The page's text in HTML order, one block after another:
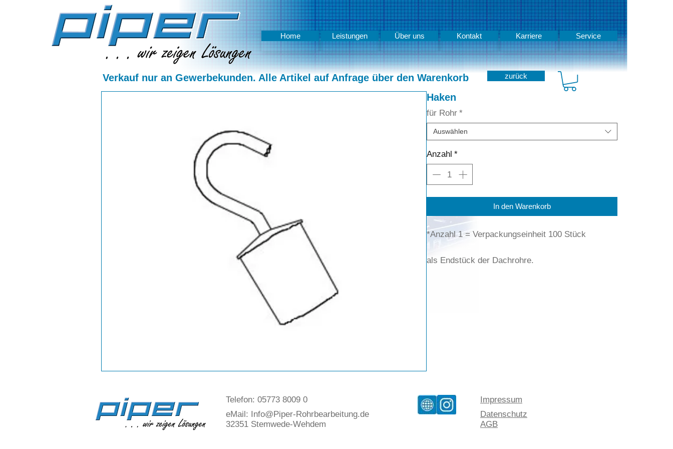
Verkauf nur an Gewerbekunden. Alle Artikel auf Anfrage über den Warenkorb zurück
Haken
für Rohr *
Auswählen
Anzahl *
In den Warenkorb
*Anzahl 1 = Verpackungseinheit 100 Stück
als Endstück der Dachrohre.
Home Leistungen Über uns Kontakt Karriere Service
Telefon: 05773 8009 0
eMail:
Info@Piper-Rohrbearbeitung.de
32351 Stemwede-Wehdem
Impressum
Datenschutz
AGB